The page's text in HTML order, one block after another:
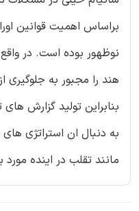
نوظهور بوده است. در
هند را مجبور به جلوگیری
بنابراین تولید گزارش
به دنبال ان استراتژی
مانند تقلب در اینده مورد